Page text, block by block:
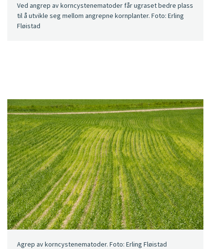
Ved angrep av korncystenematoder får ugraset bedre plass
til å utvikle seg mellom angrepne kornplanter. Foto: Erling
Fløistad
Agrep av korncystenematoder. Foto: Erling Fløistad